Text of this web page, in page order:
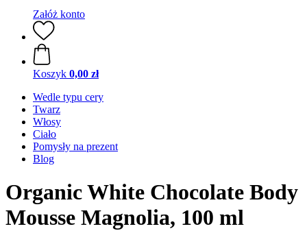
Załóż konto
Koszyk 0,00 zł
Wedle typu cery
Twarz
Włosy
Ciało
Pomysły na prezent
Blog
Organic White Chocolate Body
Mousse Magnolia, 100 ml